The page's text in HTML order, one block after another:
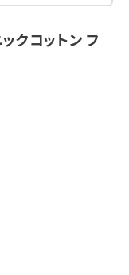
クコットン フ